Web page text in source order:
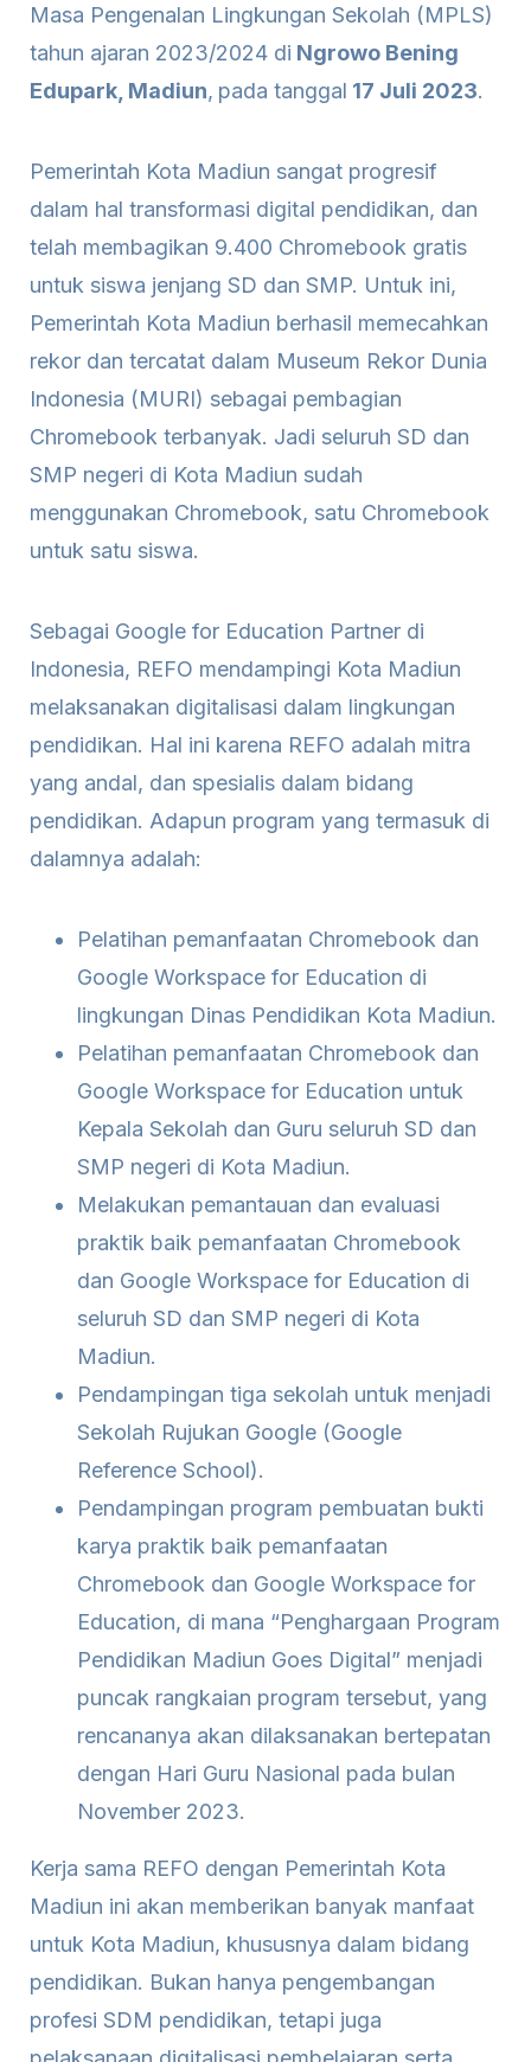
Masa Pengenalan Lingkungan Sekolah (MPLS)
tahun ajaran 2023/2024 di Ngrowo Bening
Edupark, Madiun, pada tanggal 17 Juli 2023.
Pemerintah Kota Madiun sangat progresif
dalam hal transformasi digital pendidikan, dan
telah membagikan 9.400 Chromebook gratis
untuk siswa jenjang SD dan SMP. Untuk ini,
Pemerintah Kota Madiun berhasil memecahkan
rekor dan tercatat dalam Museum Rekor Dunia
Indonesia (MURI) sebagai pembagian
Chromebook terbanyak. Jadi seluruh SD dan
SMP negeri di Kota Madiun sudah
menggunakan Chromebook, satu Chromebook
untuk satu siswa.
Sebagai Google for Education Partner di
Indonesia, REFO mendampingi Kota Madiun
melaksanakan digitalisasi dalam lingkungan
pendidikan. Hal ini karena REFO adalah mitra
yang andal, dan spesialis dalam bidang
pendidikan. Adapun program yang termasuk di
dalamnya adalah:
Pelatihan pemanfaatan Chromebook dan
Google Workspace for Education di
lingkungan Dinas Pendidikan Kota Madiun.
Pelatihan pemanfaatan Chromebook dan
Google Workspace for Education untuk
Kepala Sekolah dan Guru seluruh SD dan
SMP negeri di Kota Madiun.
Melakukan pemantauan dan evaluasi
praktik baik pemanfaatan Chromebook
dan Google Workspace for Education di
seluruh SD dan SMP negeri di Kota
Madiun.
Pendampingan tiga sekolah untuk menjadi
Sekolah Rujukan Google (Google
Reference School).
Pendampingan program pembuatan bukti
karya praktik baik pemanfaatan
Chromebook dan Google Workspace for
Education, di mana “Penghargaan Program
Pendidikan Madiun Goes Digital” menjadi
puncak rangkaian program tersebut, yang
rencananya akan dilaksanakan bertepatan
dengan Hari Guru Nasional pada bulan
November 2023.
Kerja sama REFO dengan Pemerintah Kota
Madiun ini akan memberikan banyak manfaat
untuk Kota Madiun, khususnya dalam bidang
pendidikan. Bukan hanya pengembangan
profesi SDM pendidikan, tetapi juga